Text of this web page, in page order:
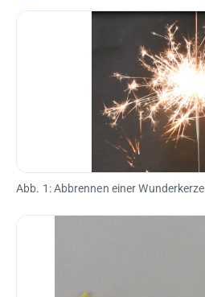
Abb. 1: Abbrennen einer Wunderkerze